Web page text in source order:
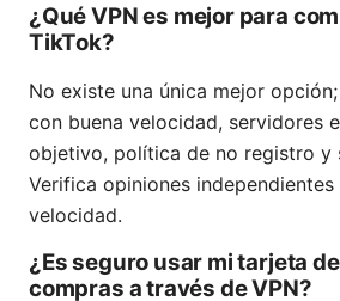
¿Qué VPN es mejor para
TikTok?
No existe una única mejor
con buena velocidad, servidores
objetivo, política de no registro y
Verifica opiniones
velocidad.
¿Es seguro usar mi tarjeta
compras a través de VPN?